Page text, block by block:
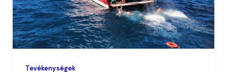
Tevékenységek